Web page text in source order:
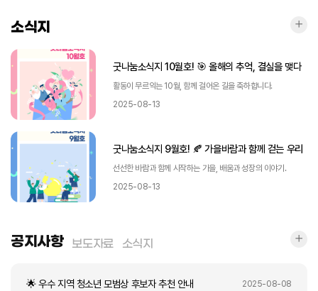
소식지
굿나눔소식지 10월호! 🎯 올해의 추억, 결실을 맺다
활동이 무르익는 10월, 함께 걸어온 길을 축하합니다.
2025-08-13
굿나눔소식지 9월호! 🍂 가을바람과 함께 걷는 우리
선선한 바람과 함께 시작하는 가을, 배움과 성장의 이야기.
2025-08-13
공지사항 보도자료 소식지
🌟 우수 지역 청소년 모범상 후보자 추천 안내 2025-08-08